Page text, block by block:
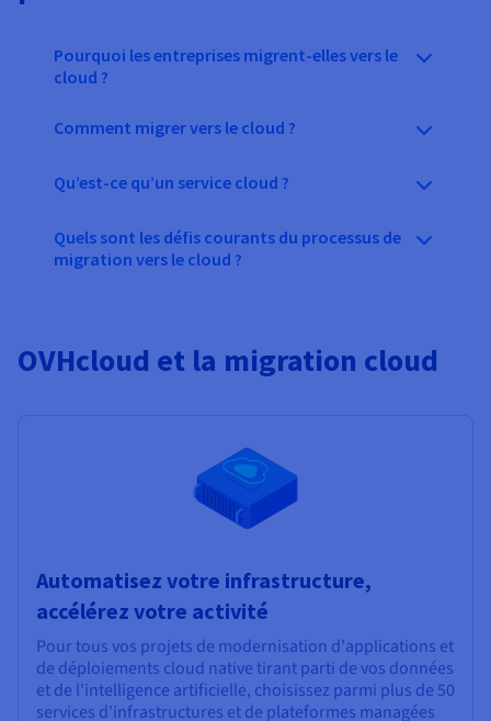
Pourquoi les entreprises migrent-elles vers le
cloud ?
Comment migrer vers le cloud ?
Qu’est-ce qu’un service cloud ?
Quels sont les défis courants du processus de
migration vers le cloud ?
OVHcloud et la migration cloud
Automatisez votre infrastructure,
accélérez votre activité
Pour tous vos projets de modernisation d'applications et
de déploiements cloud native tirant parti de vos données
et de l'intelligence artificielle, choisissez parmi plus de 50
services d'infrastructures et de plateformes managées